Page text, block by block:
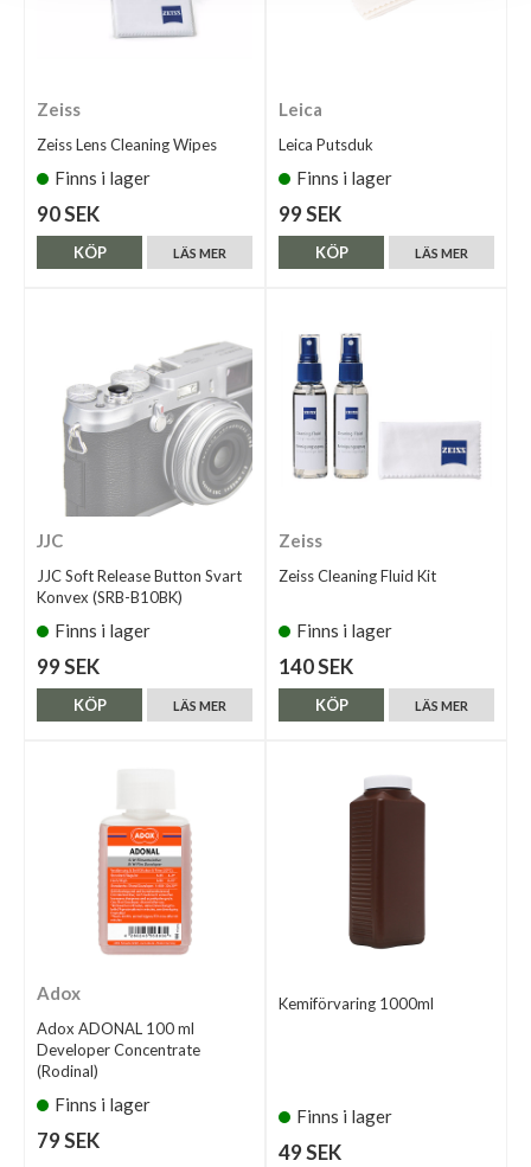
Zeiss
Zeiss Lens Cleaning Wipes
Finns i lager
90 SEK
LÄS MER
KÖP
Leica
Leica Putsduk
Finns i lager
99 SEK
LÄS MER
KÖP
JJC
JJC Soft Release Button Svart
Konvex (SRB-B10BK)
Finns i lager
99 SEK
LÄS MER
KÖP
Zeiss
Zeiss Cleaning Fluid Kit
Finns i lager
140 SEK
LÄS MER
KÖP
Adox
Adox ADONAL 100 ml
Developer Concentrate
(Rodinal)
Finns i lager
79 SEK
Kemiförvaring 1000ml
Finns i lager
49 SEK